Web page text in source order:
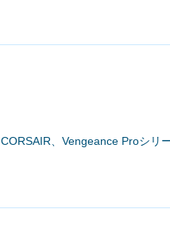
CORSAIR、Vengeance Proシリ